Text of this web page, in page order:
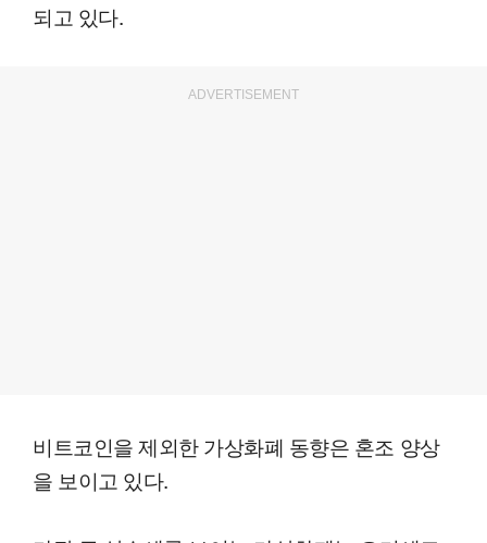
되고 있다.
ADVERTISEMENT
비트코인을 제외한 가상화폐 동향은 혼조 양상
을 보이고 있다.